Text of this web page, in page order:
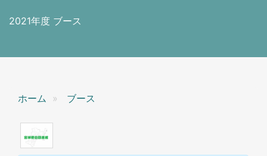
2021年度 ブース
ホーム ブース